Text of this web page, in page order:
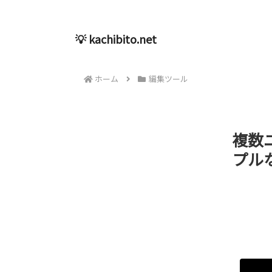
💡 kachibito.net
ホーム 編集ツール
複数
プル